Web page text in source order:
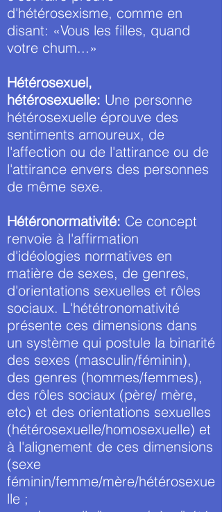
d'hétérosexisme, comme en
disant: «Vous les filles, quand
votre chum...»
Hétérosexuel,
hétérosexuelle: Une personne
hétérosexuelle éprouve des
sentiments amoureux, de
l'affection ou de l'attirance ou de
l'attirance envers des personnes
de même sexe.
Hétéronormativité: Ce concept
renvoie à l'affirmation
d'idéologies normatives en
matière de sexes, de genres,
d'orientations sexuelles et rôles
sociaux. L'hététronomativité
présente ces dimensions dans
un système qui postule la binarité
des sexes (masculin/féminin),
des genres (hommes/femmes),
des rôles sociaux (père/ mère,
etc) et des orientations sexuelles
(hétérosexuelle/homosexuelle) et
à l'alignement de ces dimensions
(sexe
féminin/femme/mère/hétérosexue
lle ;